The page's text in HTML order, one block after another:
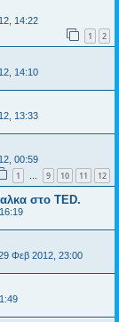
14:22
1 2
14:10
13:33
00:59
1 … 9 10 11 12
στο TED.
Φεβ 2012, 23:00